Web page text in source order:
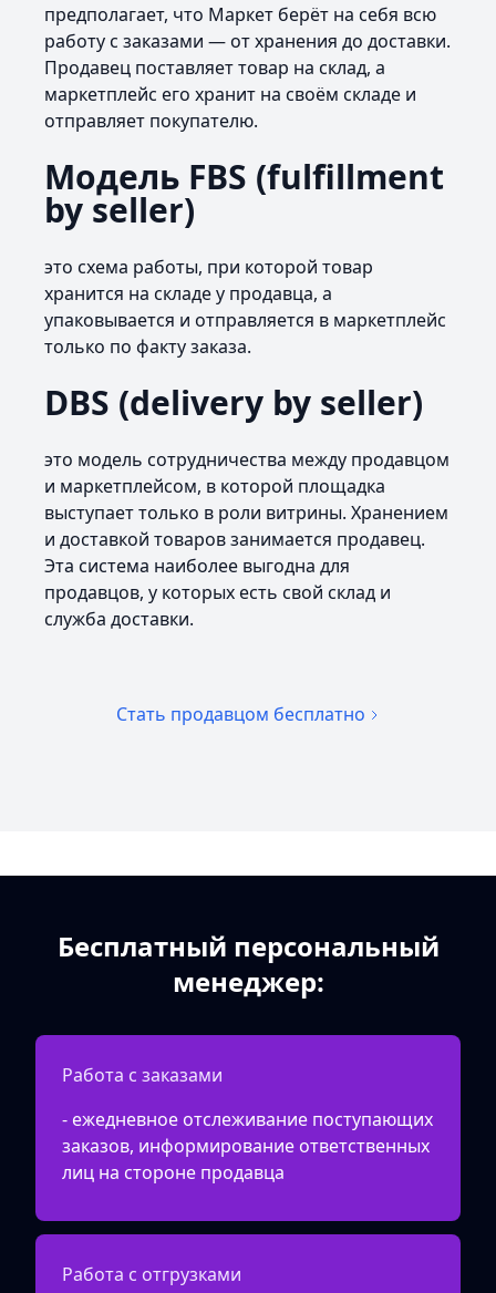
предполагает, что Маркет берёт на себя всю
работу с заказами — от хранения до доставки.
Продавец поставляет товар на склад, а
маркетплейс его хранит на своём складе и
отправляет покупателю.
Модель FBS (fulfillment
by seller)
это схема работы, при которой товар
хранится на складе у продавца, а
упаковывается и отправляется в маркетплейс
только по факту заказа.
DBS (delivery by seller)
это модель сотрудничества между продавцом
и маркетплейсом, в которой площадка
выступает только в роли витрины. Хранением
и доставкой товаров занимается продавец.
Эта система наиболее выгодна для
продавцов, у которых есть свой склад и
служба доставки.
Стать продавцом бесплатно
Бесплатный персональный
менеджер:
Работа с заказами
- ежедневное отслеживание поступающих
заказов, информирование ответственных
лиц на стороне продавца
Работа с отгрузками